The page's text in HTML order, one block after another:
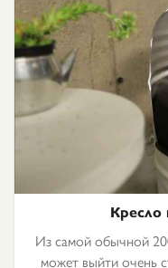
Кресло
Из самой обычной
может выйти очень